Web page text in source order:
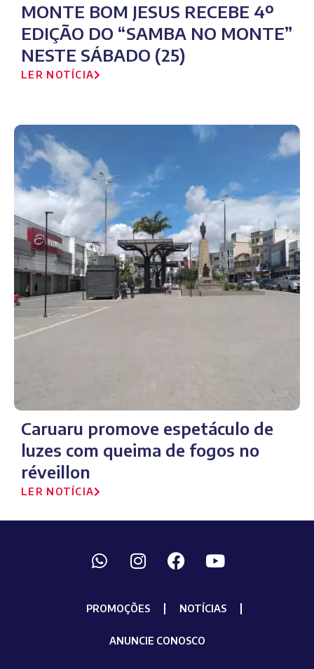
MONTE BOM JESUS RECEBE 4º
EDIÇÃO DO “SAMBA NO MONTE”
NESTE SÁBADO (25)
LER NOTÍCIA
Caruaru promove espetáculo de
luzes com queima de fogos no
réveillon
LER NOTÍCIA
PROMOÇÕES NOTÍCIAS
ANUNCIE CONOSCO